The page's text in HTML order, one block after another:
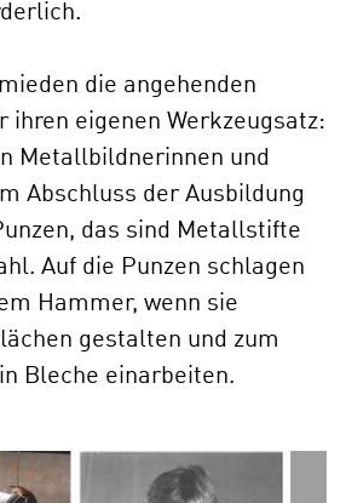
die angehenden
ihren eigenen Werkzeugsatz:
Metallbildnerinnen und
Abschluss der Ausbildung
das sind Metallstifte
Auf die Punzen schlagen
Hammer, wenn sie
gestalten und zum
Bleche einarbeiten.